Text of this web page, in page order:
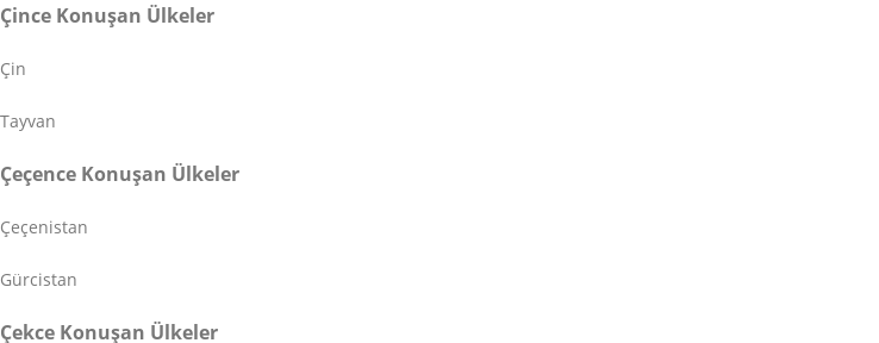
Çince Konuşan Ülkeler
Çin
Tayvan
Çeçence Konuşan Ülkeler
Çeçenistan
Gürcistan
Çekce Konuşan Ülkeler